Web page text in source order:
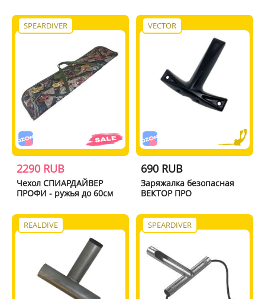
SPEARDIVER
2290 RUB
Чехол СПИАРДАЙВЕР
ПРОФИ - ружья до 60см
VECTOR
690 RUB
Заряжалка безопасная
ВЕКТОР ПРО
REALDIVE SPEARDIVER